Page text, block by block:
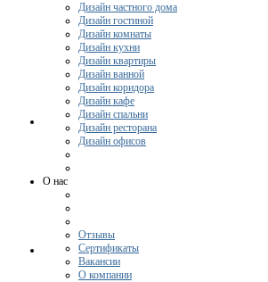
Дизайн частного дома
Дизайн гостиной
Дизайн комнаты
Дизайн кухни
Дизайн квартиры
Дизайн ванной
Дизайн коридора
Дизайн кафе
Дизайн спальни
Дизайн ресторана
Дизайн офисов
О нас
Отзывы
Сертификаты
Вакансии
О компании